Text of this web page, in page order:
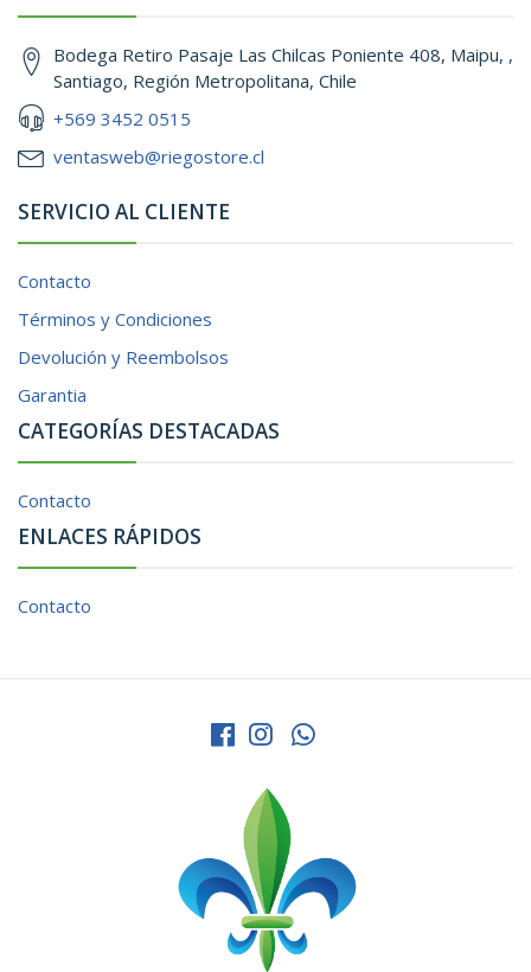
Bodega Retiro Pasaje Las Chilcas Poniente 408, Maipu, ,
Santiago, Región Metropolitana, Chile
+569 3452 0515
ventasweb@riegostore.cl
SERVICIO AL CLIENTE
Contacto
Términos y Condiciones
Devolución y Reembolsos
Garantia
CATEGORÍAS DESTACADAS
Contacto
ENLACES RÁPIDOS
Contacto